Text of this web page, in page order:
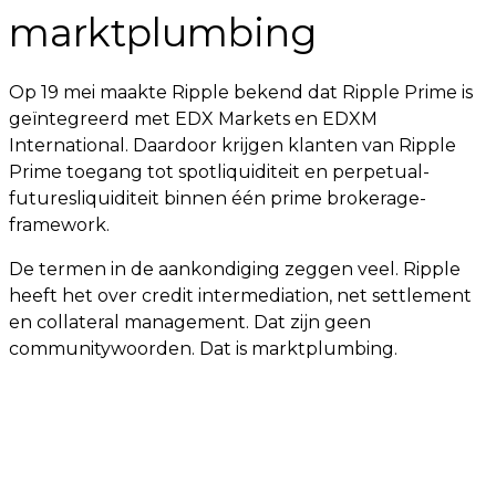
marktplumbing
Op 19 mei maakte Ripple bekend dat Ripple Prime is
geïntegreerd met EDX Markets en EDXM
International. Daardoor krijgen klanten van Ripple
Prime toegang tot spotliquiditeit en perpetual-
futuresliquiditeit binnen één prime brokerage-
framework.
De termen in de aankondiging zeggen veel. Ripple
heeft het over credit intermediation, net settlement
en collateral management. Dat zijn geen
communitywoorden. Dat is marktplumbing.